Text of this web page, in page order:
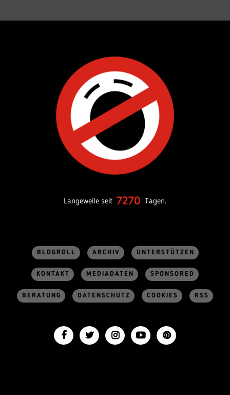
Langeweile seit 7270 Tagen.
BLOGROLL ARCHIV UNTERSTÜTZEN
KONTAKT MEDIADATEN SPONSORED
BERATUNG DATENSCHUTZ COOKIES RSS